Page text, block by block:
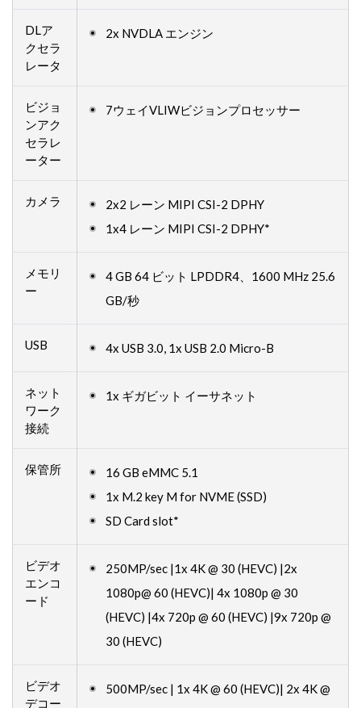
DLア
クセラ
レータ
2x NVDLA エンジン
ビジョ
ンアク
セラレ
ーター
7ウェイVLIWビジョンプロセッサー
カメラ
2x2 レーン MIPI CSI-2 DPHY
1x4 レーン MIPI CSI-2 DPHY*
メモリ
ー
4 GB 64 ビット LPDDR4、1600 MHz 25.6
GB/秒
USB 4x USB 3.0, 1x USB 2.0 Micro-B
ネット
ワーク
接続
1x ギガビット イーサネット
保管所
16 GB eMMC 5.1
1x M.2 key M for NVME (SSD)
SD Card slot*
ビデオ
エンコ
ード
250MP/sec |1x 4K @ 30 (HEVC) |2x
1080p@ 60 (HEVC)| 4x 1080p @ 30
(HEVC) |4x 720p @ 60 (HEVC) |9x 720p @
30 (HEVC)
ビデオ
デコー
500MP/sec | 1x 4K @ 60 (HEVC)| 2x 4K @